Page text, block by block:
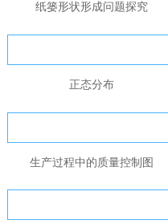
纸篓形状形成问题探究
正态分布
生产过程中的质量控制图